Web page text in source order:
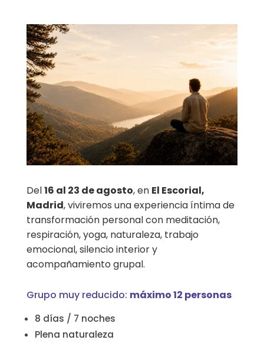
Del16 al 23 de agosto, en El Escorial,
Madrid, viviremos una experiencia íntima de
transformación personal con meditación,
respiración, yoga, naturaleza, trabajo
emocional, silencio interior y
acompañamiento grupal.
Grupo muy reducido: máximo 12 personas
8 días / 7 noches
Plena naturaleza